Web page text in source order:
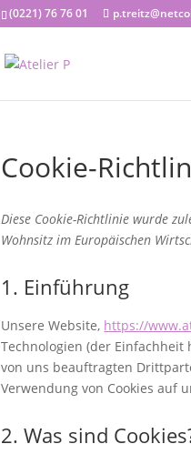
(0221) 76 76 01
Cookie-
Diese Cookie-Richtlinie wurde
Wohnsitz im Europäischen
1. Einführung
Unsere Website, https://
Technologien (der Einfachheit
von uns beauftragten
Verwendung von Cookies auf
2. Was sind